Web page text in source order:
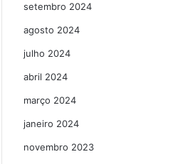
setembro 2024
agosto 2024
julho 2024
abril 2024
março 2024
janeiro 2024
novembro 2023